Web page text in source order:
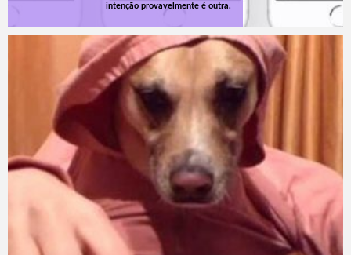
intenção provavelmente é outra.